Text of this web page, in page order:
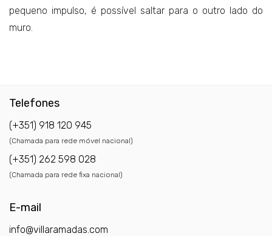
pequeno impulso, é possível saltar para o outro lado do
muro.
Telefones
(+351) 918 120 945
(Chamada para rede móvel nacional)
(+351) 262 598 028
(Chamada para rede fixa nacional)
E-mail
info@villaramadas.com